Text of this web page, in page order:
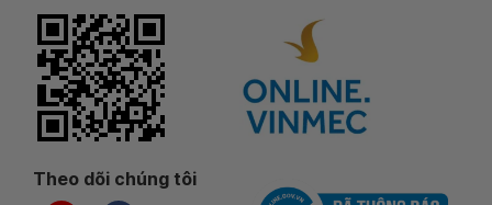
Theo dõi chúng tôi